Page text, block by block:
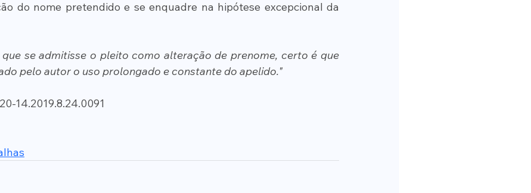
do nome pretendido e se enquadre na hipótese excepcional da
que se admitisse o pleito como alteração de prenome, certo é que
pelo autor o uso prolongado e constante do apelido."
14.2019.8.24.0091